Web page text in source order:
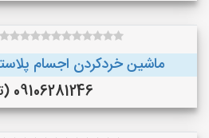
ماشین خردکردن اجسام
09106281246 (تهران)